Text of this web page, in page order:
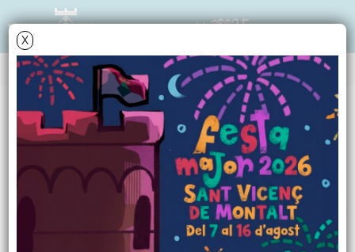
X
AGENDA
Diumenge28 setembre 2008
Balls de Saló al Cívic
Centre Cívic El Gorg